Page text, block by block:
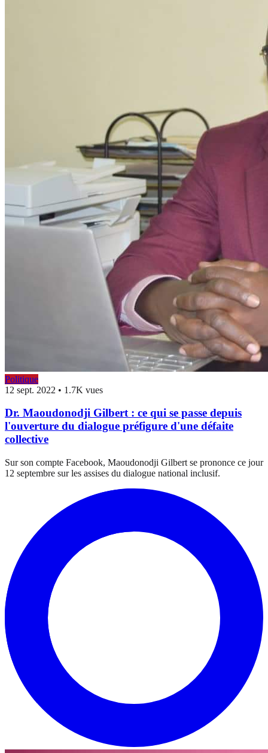
Politique
12 sept. 2022 • 1.7K vues
Dr. Maoudonodji Gilbert : ce qui se passe depuis
l'ouverture du dialogue préfigure d'une défaite
collective
Sur son compte Facebook, Maoudonodji Gilbert se prononce ce jour
12 septembre sur les assises du dialogue national inclusif.